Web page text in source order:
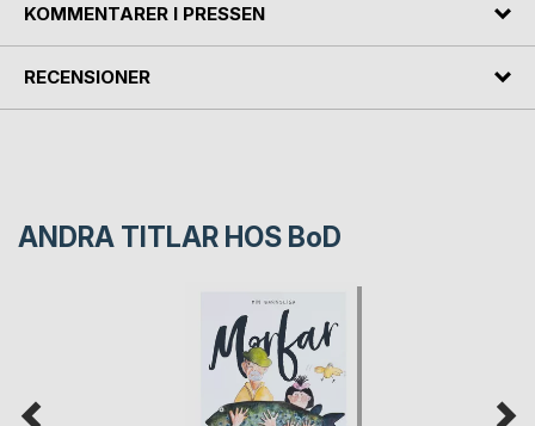
KOMMENTARER I PRESSEN
RECENSIONER
ANDRA TITLAR HOS BoD